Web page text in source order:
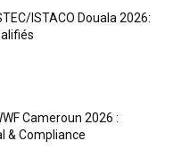
ISTACO Douala 2026:
Cameroun 2026 :
& Compliance